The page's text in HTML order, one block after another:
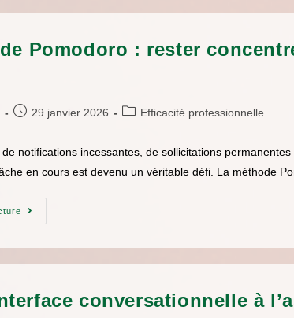
Pomodoro : rester
29 janvier 2026 Efficacité professionnelle
notifications incessantes, de sollicitations
en cours est devenu un véritable défi. La méthode
conversationnelle à